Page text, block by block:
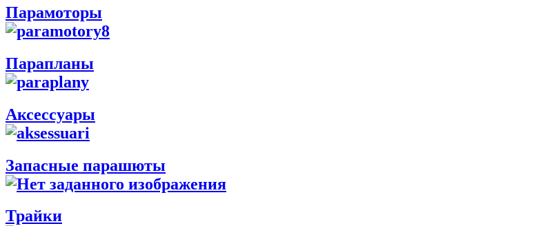
Парамоторы
Парапланы
Аксессуары
Запасные парашюты
Трайки